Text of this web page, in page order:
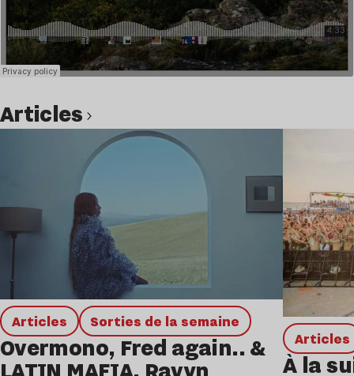
Articles
Articles Sorties de la semaine
Overmono, Fred again.. & Articles
À la